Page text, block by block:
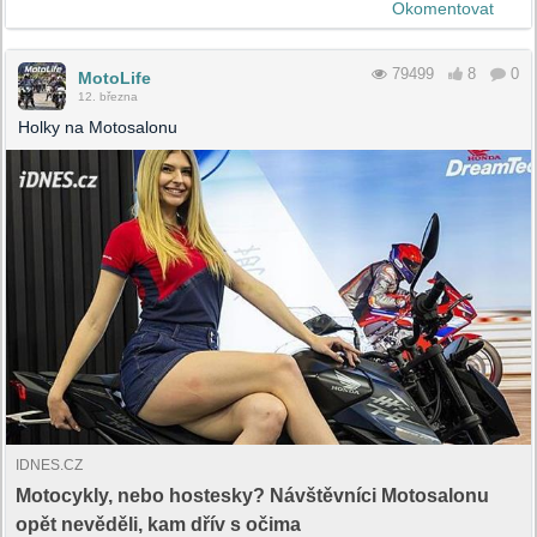
Okomentovat
MotoLife
12. března
79499 8 0
Holky na Motosalonu
IDNES.CZ
Motocykly, nebo hostesky? Návštěvníci Motosalonu
opět nevěděli, kam dřív s očima